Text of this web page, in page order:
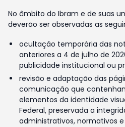
No âmbito do Ibram e de suas
deverão ser observadas as
ocultação temporária das
anteriores a 4 de julho de
publicidade institucional ou
revisão e adaptação das
comunicação que
elementos da identidade
Federal, preservada a
administrativos, normativos